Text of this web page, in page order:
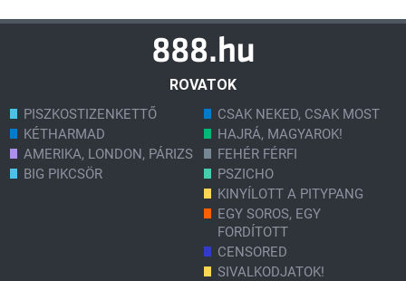
ROVATOK
PISZKOSTIZENKETTŐ
KÉTHARMAD
AMERIKA, LONDON, PÁRIZS
BIG PIKCSÖR
CSAK NEKED, CSAK MOST
HAJRÁ, MAGYAROK!
FEHÉR FÉRFI
PSZICHO
KINYÍLOTT A PITYPANG
EGY SOROS, EGY
FORDÍTOTT
CENSORED
SIVALKODJATOK!